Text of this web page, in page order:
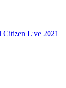
Citizen Live 2021